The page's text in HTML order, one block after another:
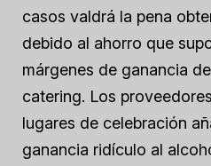
casos valdrá la pena
debido al ahorro que
márgenes de ganancia
catering. Los
lugares de celebración
ganancia ridículo al